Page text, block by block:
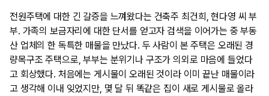
전원주택에 대한 긴 갈증을 느껴왔다는 건축주 최건희, 현다영 씨 부
부. 가족의 보금자리에 대한 단서를 얻고자 검색을 이어가는 중 부동
산 업체의 한 독특한 매물을 만났다. 두 사람이 본 주택은 오래된 경
량목구조 주택으로, 부부는 분위기나 구조가 의외로 마음에 들었다
고 회상했다. 처음에는 게시물이 오래된 것이라 이미 끝난 매물이라
고 생각해 이내 잊었지만, 몇 달 뒤 똑같은 집이 새로 게시물로 올라